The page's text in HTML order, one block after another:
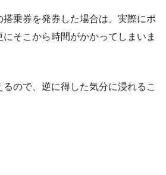
乗券を発券した場合は、実際にポ
そこから時間がかかってしまいま
ので、逆に得した気分に浸れるこ